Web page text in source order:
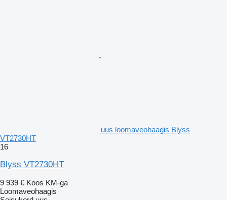
uus loomaveohaagis Blyss
VT2730HT
16
Blyss VT2730HT
9 939 € Koos KM-ga
Loomaveohaagis